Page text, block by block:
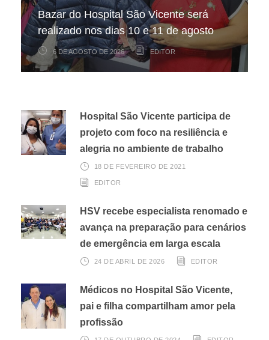
Bazar do Hospital São Vicente será
realizado nos dias 10 e 11 de agosto
6 DE AGOSTO DE 2026 EDITOR
mapeamento nacional sobre câncer
infantojuvenil
6 DE AGOSTO DE 2026 EDITOR
arrecadação de cupons fiscais pela
Nota Fiscal Paulista
3 DE AGOSTO DE 2026 EDITOR
Hospital São Vicente participa de
projeto com foco na resiliência e
alegria no ambiente de trabalho
18 DE FEVEREIRO DE 2021
EDITOR
HSV recebe especialista renomado e
avança na preparação para cenários
de emergência em larga escala
24 DE ABRIL DE 2026 EDITOR
Médicos no Hospital São Vicente,
pai e filha compartilham amor pela
profissão